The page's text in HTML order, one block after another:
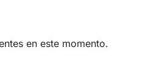
en este momento.